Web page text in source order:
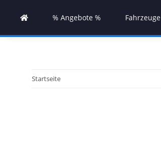
% Angebote % Fahrzeuge
Startseite